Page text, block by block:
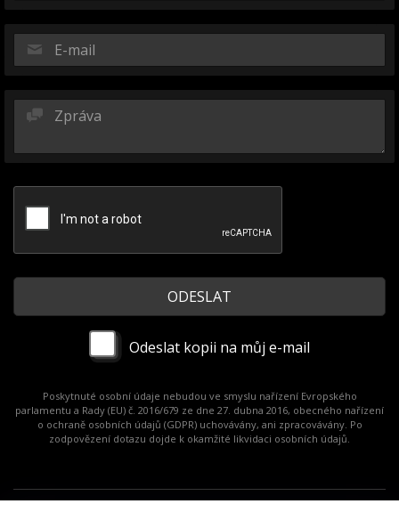
Odeslat kopii na můj e-mail
Poskytnuté osobní údaje nebudou ve smyslu nařízení Evropského
parlamentu a Rady (EU) č. 2016/679 ze dne 27. dubna 2016, obecného nařízení
o ochraně osobních údajů (GDPR) uchovávány, ani zpracovávány. Po
zodpovězení dotazu dojde k okamžité likvidaci osobních údajů.